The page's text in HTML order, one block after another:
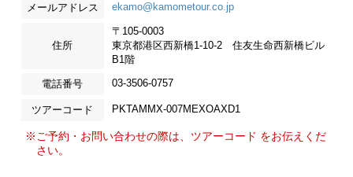
メールアドレス ekamo@kamometour.co.jp
住所
〒105-0003
東京都港区西新橋1-10-2 住友生命西新橋ビル
B1階
電話番号 03-3506-0757
ツアーコード PKTAMMX-007MEXOAXD1
※ご予約・お問い合わせの際は、ツアーコード をお伝えくだ
さい。